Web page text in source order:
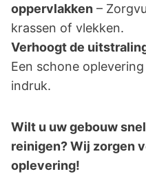
oppervlakken –
krassen of vlekken.
Verhoogt de
Een schone
indruk.
Wilt u uw gebouw
reinigen? Wij zorgen
oplevering!